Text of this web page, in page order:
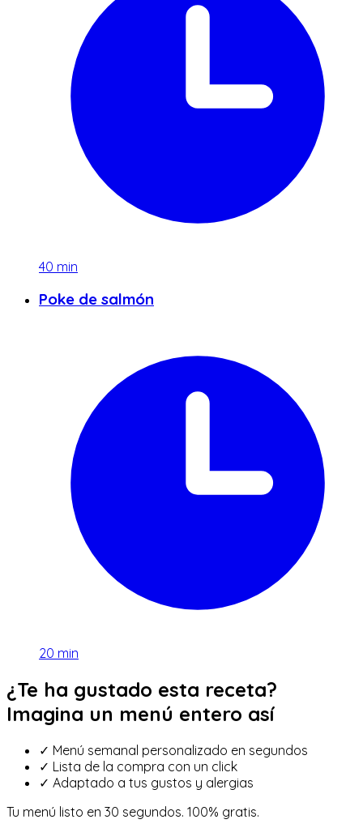
40 min
Poke de salmón
20 min
¿Te ha gustado esta receta?
Imagina un menú entero así
✓ Menú semanal personalizado en segundos
✓ Lista de la compra con un click
✓ Adaptado a tus gustos y alergias
Tu menú listo en 30 segundos. 100% gratis.